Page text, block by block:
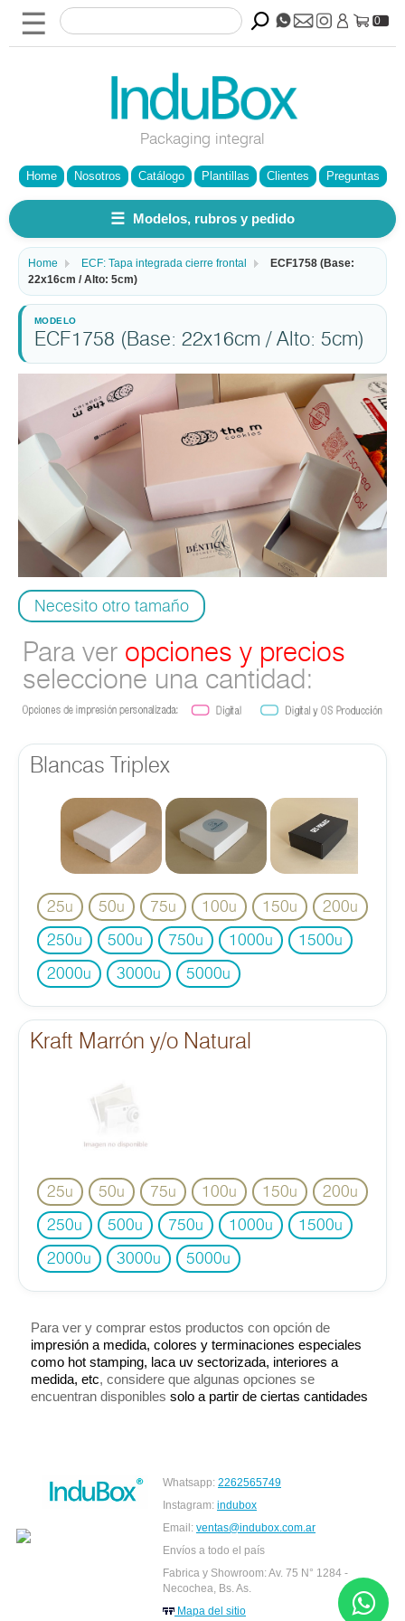
☰
Packaging integral
0
Home Nosotros Catálogo Plantillas Clientes Preguntas
☰ Modelos, rubros y pedido
Home ECF: Tapa integrada cierre frontal
ECF1758 (Base:
22x16cm / Alto: 5cm)
ECF1758 (Base: 22x16cm / Alto: 5cm)
Necesito otro tamaño
Para ver opciones y precios
seleccione una cantidad:
Blancas Triplex
25u 50u 75u 100u 150u 200u
250u 500u 750u 1000u 1500u
2000u 3000u 5000u
Kraft Marrón y/o Natural
25u 50u 75u 100u 150u 200u
250u 500u 750u 1000u 1500u
2000u 3000u 5000u
Para ver y comprar estos productos con opción de
impresión a medida, colores y terminaciones especiales
como hot stamping, laca uv sectorizada, interiores a
medida, etc, considere que algunas opciones se
encuentran disponibles solo a partir de ciertas cantidades
Whatsapp: 2262565749
Instagram: indubox
Email: ventas@indubox.com.ar
Envíos a todo el país
Fabrica y Showroom: Av. 75 N° 1284 -
Necochea, Bs. As.
Mapa del sitio